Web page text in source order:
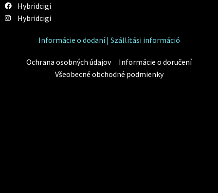
Hybridcigi
Hybridcigi
Informácie o dodaní | Szállítási információ
Ochrana osobných údajov
Informácie o doručení
Všeobecné obchodné podmienky